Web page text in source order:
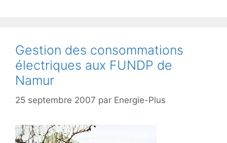
Gestion des consommations
électriques aux FUNDP de
Namur
25 septembre 2007 par Energie-Plus